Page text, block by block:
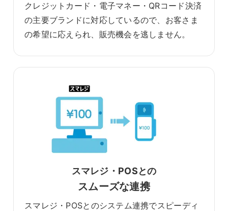
クレジットカード・電子マネー・QRコード決済
の主要ブランドに対応しているので、お客さま
の希望に応えられ、販売機会を逃しません。
スマレジ・POSとの
スムーズな連携
スマレジ・POSとのシステム連携でスピーディ